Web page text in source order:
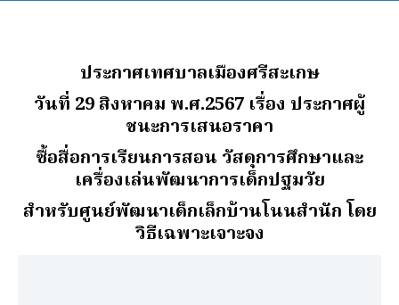
ประกาศเทศบาลเมืองศรีสะเกษ
วันที่ 29 สิงหาคม พ.ศ.2567 เรื่อง ประกาศผู้
ชนะการเสนอราคา
ซื้อสื่อการเรียนการสอน วัสดุการศึกษาและ
เครื่องเล่นพัฒนาการเด็กปฐมวัย
สําหรับศูนย์พัฒนาเด็กเล็กบ้านโนนสํานัก โดย
วิธีเฉพาะเจาะจง